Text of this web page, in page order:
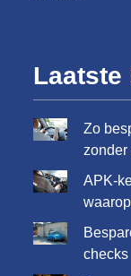
Laatste
Zo
zonder
APK-
checks